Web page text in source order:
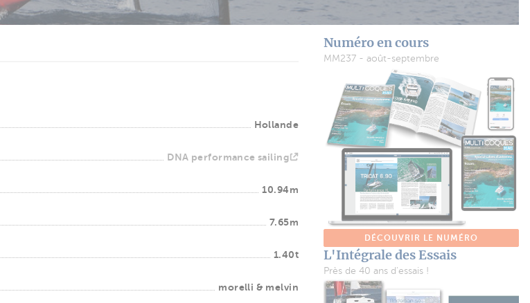
Hollande
DNA performance sailing
10.94m
7.65m
1.40t
morelli & melvin
Numéro en cours
MM237 - août-septembre
DÉCOUVRIR LE NUMÉRO
L'Intégrale des Essais
Près de 40 ans d'essais !